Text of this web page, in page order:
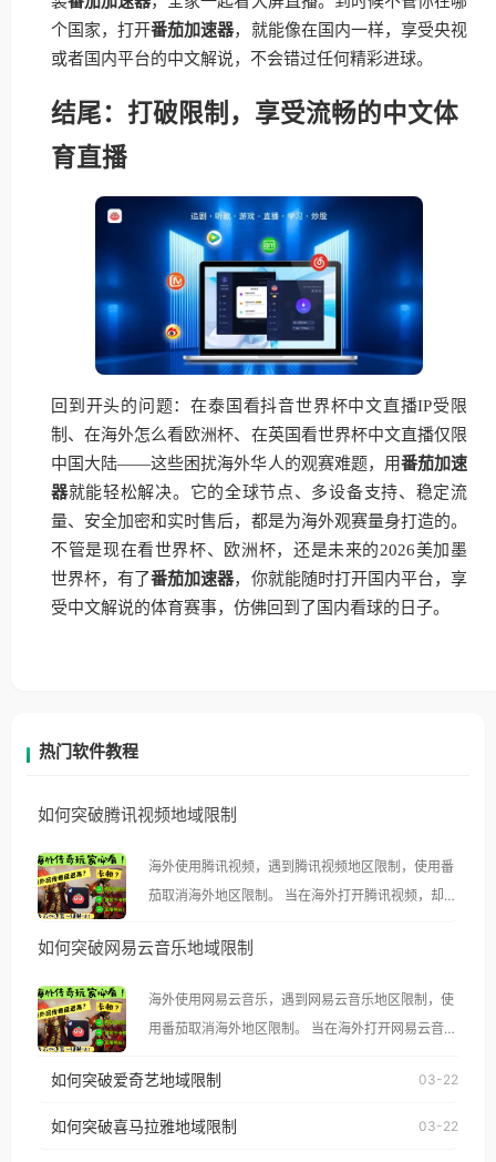
个国家，打开番茄加速器，就能像在国内一样，享受央视
或者国内平台的中文解说，不会错过任何精彩进球。
结尾：打破限制，享受流畅的中文体
育直播
回到开头的问题：在泰国看抖音世界杯中文直播IP受限
制、在海外怎么看欧洲杯、在英国看世界杯中文直播仅限
中国大陆——这些困扰海外华人的观赛难题，用番茄加速
器就能轻松解决。它的全球节点、多设备支持、稳定流
量、安全加密和实时售后，都是为海外观赛量身打造的。
不管是现在看世界杯、欧洲杯，还是未来的2026美加墨
世界杯，有了番茄加速器，你就能随时打开国内平台，享
受中文解说的体育赛事，仿佛回到了国内看球的日子。
热门软件教程
如何突破腾讯视频地域限制
海外使用腾讯视频，遇到腾讯视频地区限制，使用番
茄取消海外地区限制。 当在海外打开腾讯视频，却突
示语。 海外用户如香港、澳门、台湾、美国、加拿
像其他音乐平台一样，出现地区及版权限制问题，且
仅能在中国大陆地区播放。 遇到这个问题的朋友们，
使用番茄回国加速器，即可解决「海外用户收听腾讯
台湾、美国、加拿大、澳大利亚、欧洲等国家和地区
如何突破网易云音乐地域限制
海外使用网易云音乐，遇到网易云音乐地区限制，使
用番茄取消海外地区限制。 当在海外打开网易云音
播放”的提示语。 海外用户如香港、澳门、台湾、美
国、加拿大、澳大利亚、欧洲等国家和地区时，网易
如何突破爱奇艺地域限制 03-22
如何突破喜马拉雅地域限制 03-22